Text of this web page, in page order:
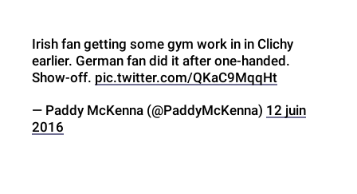
Irish fan getting some gym work in in Clichy
earlier. German fan did it after one-handed.
Show-off. pic.twitter.com/QKaC9MqqHt
— Paddy McKenna (@PaddyMcKenna) 12 juin
2016